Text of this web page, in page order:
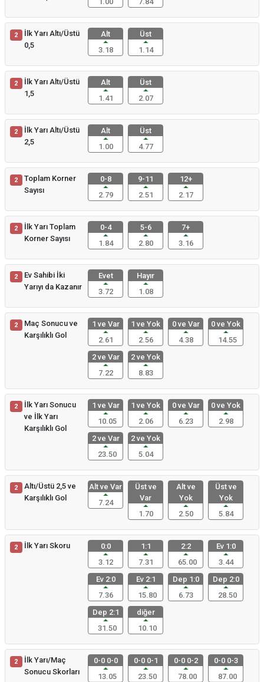
2
İlk Yarı Altı/Üstü
0,5
Alt
3.18
Üst
1.14
2
İlk Yarı Altı/Üstü
1,5
Alt
1.41
Üst
2.07
2
İlk Yarı Altı/Üstü
2,5
Alt
1.00
Üst
4.77
2
Toplam Korner
Sayısı
0-8
2.79
9-11
2.51
12+
2.17
2
İlk Yarı Toplam
Korner Sayısı
0-4
1.84
5-6
2.80
7+
3.16
2
Ev Sahibi İki
Yarıyı da Kazanır
Evet
3.72
Hayır
1.08
2
Maç Sonucu ve
Karşılıklı Gol
1 ve Var
2.61
1 ve Yok
2.56
0 ve Var
4.38
0 ve Yok
14.55
2 ve Var
7.22
2 ve Yok
8.83
2
İlk Yarı Sonucu
ve İlk Yarı
Karşılıklı Gol
1 ve Var
10.05
1 ve Yok
2.06
0 ve Var
6.23
0 ve Yok
2.98
2 ve Var
23.50
2 ve Yok
5.04
2
Altı/Üstü 2,5 ve
Karşılıklı Gol
Alt ve Var
7.24
Üst ve
Var
1.70
Alt ve
Yok
2.50
Üst ve
Yok
5.84
2 İlk Yarı Skoru
0:0
3.12
1:1
7.31
2:2
65.00
Ev 1:0
3.44
Ev 2:0
7.36
Ev 2:1
15.80
Dep 1:0
6.73
Dep 2:0
28.50
Dep 2:1
31.50
diğer
10.10
2
İlk Yarı/Maç
Sonucu Skorları
0-0 0-0
13.05
0-0 0-1
23.50
0-0 0-2
78.00
0-0 0-3
87.00